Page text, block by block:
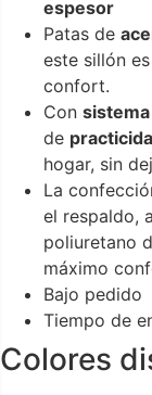
espesor
Patas de
este sillón
confort.
Con
de
hogar, sin
La
el respaldo,
poliuretano
máximo
Bajo pedido
Tiempo de
Colores